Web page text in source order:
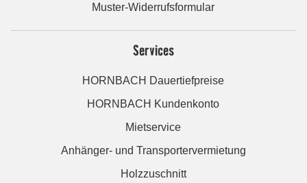
Muster-Widerrufsformular
Services
HORNBACH Dauertiefpreise
HORNBACH Kundenkonto
Mietservice
Anhänger- und Transportervermietung
Holzzuschnitt